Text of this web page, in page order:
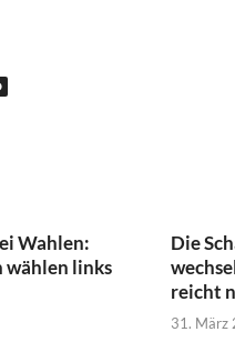
Wahlen:
wählen links
Die
reicht
31. März